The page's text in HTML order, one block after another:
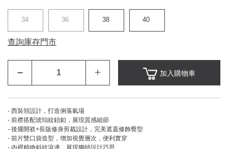
34 36 38 40
查詢庫存門市
– ＋ 加入購物車
- 西裝領設計，打造俐落氣場
- 前襟搭配琥珀紋鈕釦，展現質感細節
- 後擺開衩+長版修身剪裁設計，完美遮蓋修飾臀型
- 前片雙口袋造型，增加視覺層次，便利實穿
- 內裡精緻斜紋滾邊，展現獨特設計巧思